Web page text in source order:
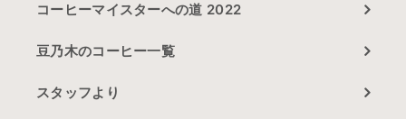
コーヒーマイスターへの道 2022
豆乃木のコーヒー一覧
スタッフより